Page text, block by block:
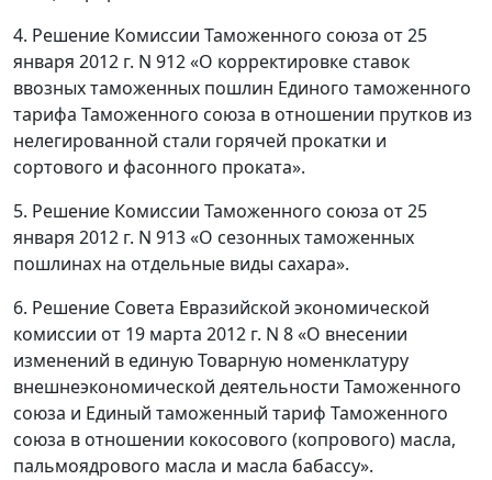
4. Решение Комиссии Таможенного союза от 25
января 2012 г. N 912 «О корректировке ставок
ввозных таможенных пошлин Единого таможенного
тарифа Таможенного союза в отношении прутков из
нелегированной стали горячей прокатки и
сортового и фасонного проката».
5. Решение Комиссии Таможенного союза от 25
января 2012 г. N 913 «О сезонных таможенных
пошлинах на отдельные виды сахара».
6. Решение Совета Евразийской экономической
комиссии от 19 марта 2012 г. N 8 «О внесении
изменений в единую Товарную номенклатуру
внешнеэкономической деятельности Таможенного
союза и Единый таможенный тариф Таможенного
союза в отношении кокосового (копрового) масла,
пальмоядрового масла и масла бабассу».